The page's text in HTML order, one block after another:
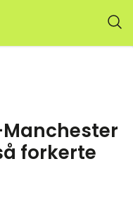
forkerte